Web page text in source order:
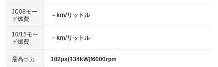
電動格納ミラー
：装備なし
：装備なし
パワーシート
ベンチシート
：装備なし
チップアップシート
：装備なし
JC08モー
ド燃費
－km/リットル
10/15モー
ド燃費
－km/リットル
最高出力 182ps(134kW)/6000rpm